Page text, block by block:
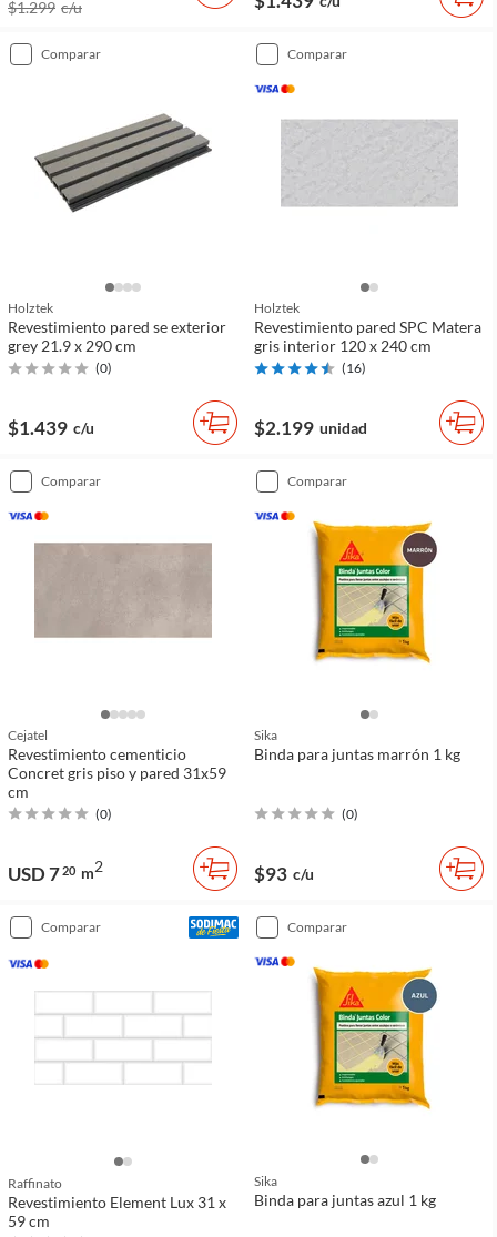
$1.299 c/u
comparar
Holztek
Revestimiento pared se exterior
grey 21.9 x 290 cm
(0)
$1.439 c/u
comparar
Holztek
Revestimiento pared SPC Matera
gris interior 120 x 240 cm
(16)
$2.199 unidad
comparar
Cejatel
Revestimiento cementicio
Concret gris piso y pared 31x59
cm
(0)
USD 720 m2
comparar
Sika
Binda para juntas marrón 1 kg
(0)
$93 c/u
comparar
Raffinato
Revestimiento Element Lux 31 x
59 cm
comparar
Sika
Binda para juntas azul 1 kg